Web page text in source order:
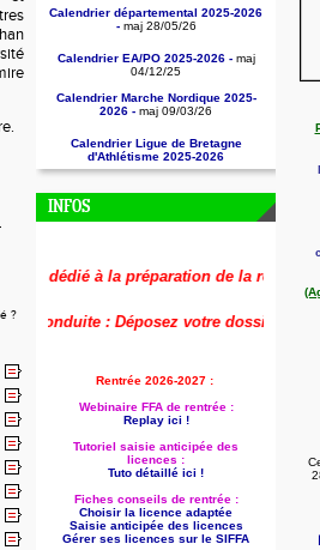
?
Calendrier départemental 2025-2026
- maj 28/05/26
Calendrier EA/PO 2025-2026 - maj
04/12/25
Calendrier Marche Nordique 2025-
2026 - maj 09/03/26
Calendrier Ligue de Bretagne
d'Athlétisme 2025-2026
INFOS
dédié à la préparation de la rentrée
: Déposez votre dossier dès
Rentrée 2026-2027 :
Webinaire FFA de rentrée :
Replay ici !
Tutoriel saisie anticipée des
licences :
Tuto détaillé ici !
Fiches conseils de rentrée :
Choisir la licence adaptée
Saisie anticipée des licences
Gérer ses licences sur le SIFFA